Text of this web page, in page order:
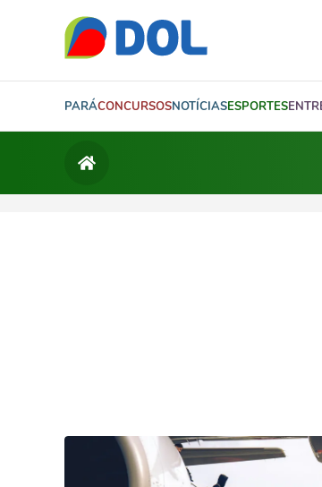
PARÁCONCURSOSNOTÍCIASESPORTES